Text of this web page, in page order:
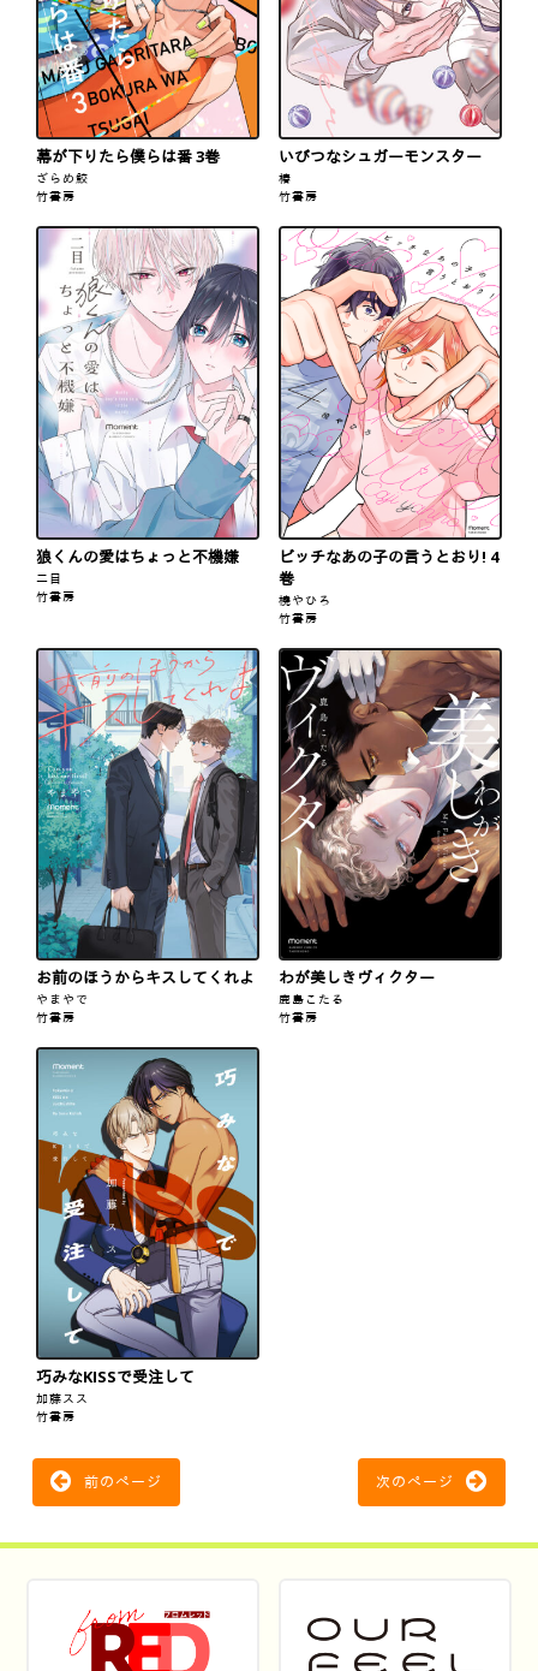
幕が下りたら僕らは番 3巻
ざらめ鮫
竹書房
いびつなシュガーモンスター
椿
竹書房
狼くんの愛はちょっと不機嫌
二目
竹書房
ビッチなあの子の言うとおり! 4
巻
橈やひろ
竹書房
お前のほうからキスしてくれよ
やまやで
竹書房
わが美しきヴィクター
鹿島こたる
竹書房
巧みなKISSで受注して
加藤スス
竹書房
前のページ 次のページ